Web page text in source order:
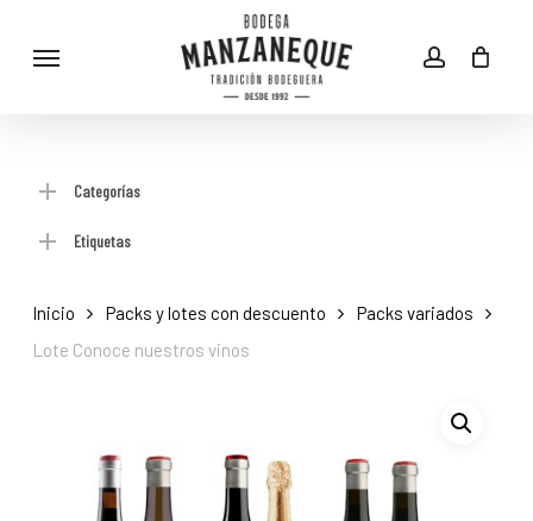
account
Menu
Categorías
Etiquetas
Inicio Packs y lotes con descuento
Packs variados
Lote Conoce nuestros vinos